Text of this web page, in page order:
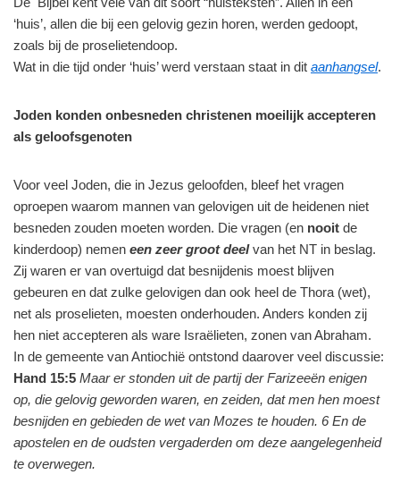
‘huis’, allen die bij een gelovig gezin horen, werden gedoopt,
zoals bij de proselietendoop.
Wat in die tijd onder ‘huis’ werd verstaan staat in dit aanhangsel.
Joden konden onbesneden christenen moeilijk accepteren
als geloofsgenoten
Voor veel Joden, die in Jezus geloofden, bleef het vragen
oproepen waarom mannen van gelovigen uit de heidenen niet
besneden zouden moeten worden. Die vragen (en nooit de
kinderdoop) nemen een zeer groot deelvan het NT in beslag.
Zij waren er van overtuigd dat besnijdenis moest blijven
gebeuren en dat zulke gelovigen dan ook heel de Thora (wet),
net als proselieten, moesten onderhouden. Anders konden zij
hen niet accepteren als ware Israëlieten, zonen van Abraham.
In de gemeente van Antiochië ontstond daarover veel discussie:
Hand 15:5 Maar er stonden uit de partij der Farizeeën enigen
op, die gelovig geworden waren, en zeiden, dat men hen moest
besnijden en gebieden de wet van Mozes te houden. 6 En de
apostelen en de oudsten vergaderden om deze aangelegenheid
te overwegen.